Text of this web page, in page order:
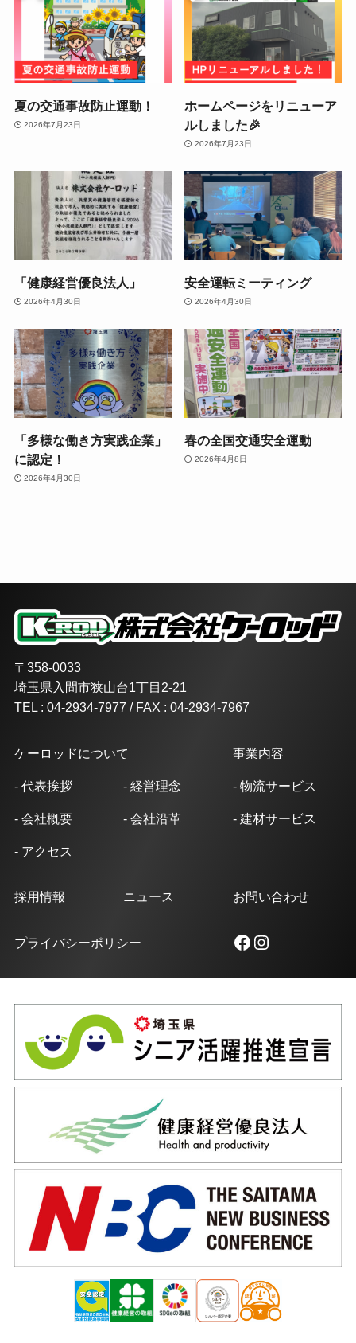
夏の交通事故防止運動！
2026年7月23日
ホームページをリニューア
ルしました🎉
2026年7月23日
「健康経営優良法人」
2026年4月30日
安全運転ミーティング
2026年4月30日
「多様な働き方実践企業」
に認定！
2026年4月30日
春の全国交通安全運動
2026年4月8日
〒358-0033
埼玉県入間市狭山台1丁目2-21
TEL : 04-2934-7977 / FAX : 04-2934-7967
ケーロッドについて
- 代表挨拶
- 会社概要
- アクセス
- 経営理念
- 会社沿革
事業内容
- 物流サービス
- 建材サービス
採用情報 ニュース お問い合わせ
プライバシーポリシー Facebook Instagram